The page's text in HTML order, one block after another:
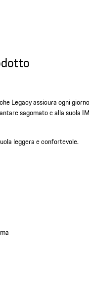
Legacy assicura ogni
sagomato e alla suola
leggera e confortevole.